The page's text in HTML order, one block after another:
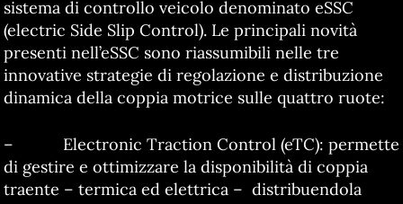
sistema di controllo veicolo denominato eSSC
(electric Side Slip Control). Le principali novità
presenti nell’eSSC sono riassumibili nelle tre
innovative strategie di regolazione e distribuzione
dinamica della coppia motrice sulle quattro ruote:
– Electronic Traction Control (eTC): permette
di gestire e ottimizzare la disponibilità di coppia
traente – termica ed elettrica – distribuendola